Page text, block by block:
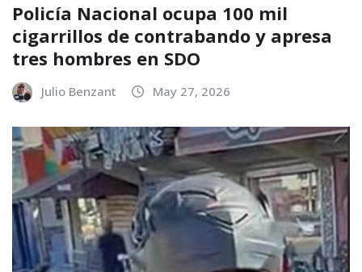
Policía Nacional ocupa 100 mil
cigarrillos de contrabando y apresa
tres hombres en SDO
Julio Benzant May 27, 2026